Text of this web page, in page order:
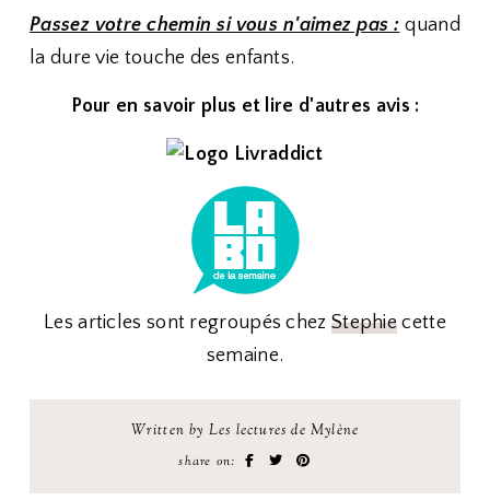
Passez votre chemin si vous n'aimez pas : quand
la dure vie touche des enfants.
Pour en savoir plus et lire d'autres avis :
Les articles sont regroupés chez Stephie cette
semaine.
Written by Les lectures de Mylène
share on: